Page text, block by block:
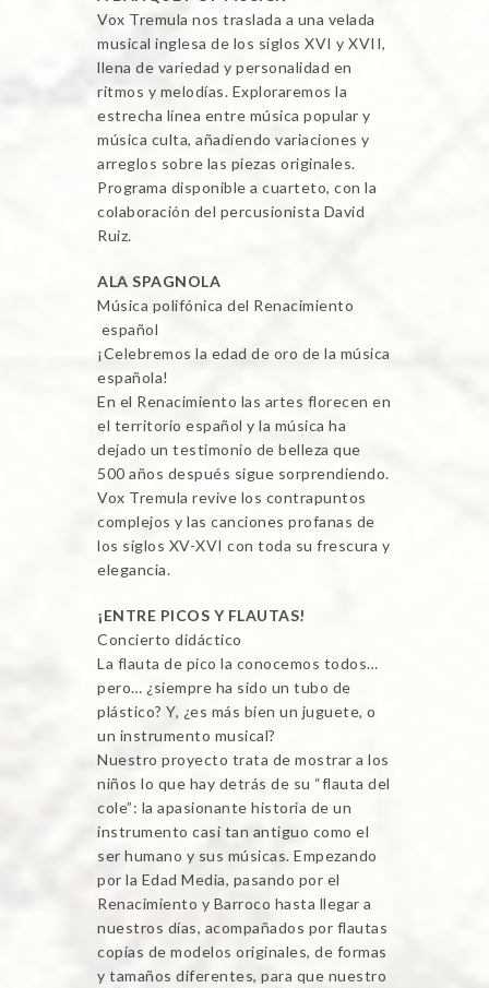
Vox Tremula nos traslada a una velada
musical inglesa de los siglos XVI y XVII,
llena de variedad y personalidad en
ritmos y melodías. Exploraremos la
estrecha línea entre música popular y
música culta, añadiendo variaciones y
arreglos sobre las piezas originales.
Programa disponible a cuarteto, con la
colaboración del percusionista David
Ruiz.
ALA SPAGNOLA
Música polifónica del Renacimiento
español
¡Celebremos la edad de oro de la música
española!
En el Renacimiento las artes florecen en
el territorio español y la música ha
dejado un testimonio de belleza que
500 años después sigue sorprendiendo.
Vox Tremula revive los contrapuntos
complejos y las canciones profanas de
los siglos XV-XVI con toda su frescura y
elegancia.
¡ENTRE PICOS Y FLAUTAS!
Concierto didáctico
La flauta de pico la conocemos todos…
pero… ¿siempre ha sido un tubo de
plástico? Y, ¿es más bien un juguete, o
un instrumento musical?
Nuestro proyecto trata de mostrar a los
niños lo que hay detrás de su “flauta del
cole”: la apasionante historia de un
instrumento casi tan antiguo como el
ser humano y sus músicas. Empezando
por la Edad Media, pasando por el
Renacimiento y Barroco hasta llegar a
nuestros días, acompañados por flautas
copias de modelos originales, de formas
y tamaños diferentes, para que nuestro